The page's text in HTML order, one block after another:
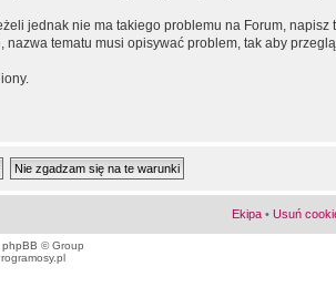
jednak nie ma takiego problemu na Forum, napisz
tematu musi opisywać problem, tak aby
Ekipa • Usuń
phpBB © Group